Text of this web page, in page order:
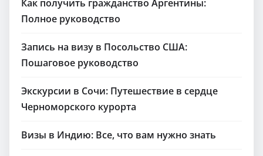
Как получить гражданство Аргентины:
Полное руководство
Запись на визу в Посольство США:
Пошаговое руководство
Экскурсии в Сочи: Путешествие в сердце
Черноморского курорта
Визы в Индию: Все, что вам нужно знать